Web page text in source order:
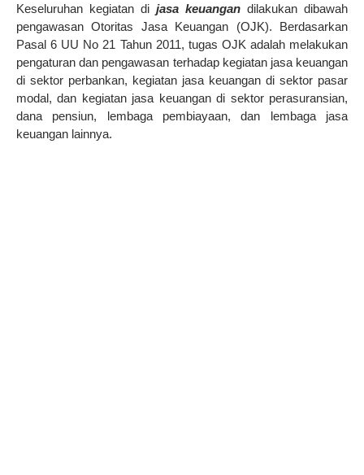
Keseluruhan kegiatan di jasa keuangan dilakukan dibawah
pengawasan Otoritas Jasa Keuangan (OJK). Berdasarkan
Pasal 6 UU No 21 Tahun 2011, tugas OJK adalah melakukan
pengaturan dan pengawasan terhadap kegiatan jasa keuangan
di sektor perbankan, kegiatan jasa keuangan di sektor pasar
modal, dan kegiatan jasa keuangan di sektor perasuransian,
dana pensiun, lembaga pembiayaan, dan lembaga jasa
keuangan lainnya.